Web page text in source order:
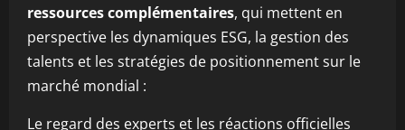
ressources complémentaires, qui mettent en
perspective les dynamiques ESG, la gestion des
talents et les stratégies de positionnement sur le
marché mondial :
Le regard des experts et les réactions officielles